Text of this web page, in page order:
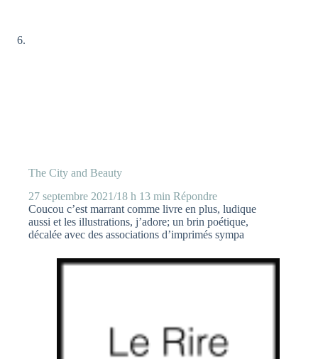
The City and Beauty
27 septembre 2021/18 h 13 min Répondre
Coucou c’est marrant comme livre en plus, ludique
aussi et les illustrations, j’adore; un brin poétique,
décalée avec des associations d’imprimés sympa